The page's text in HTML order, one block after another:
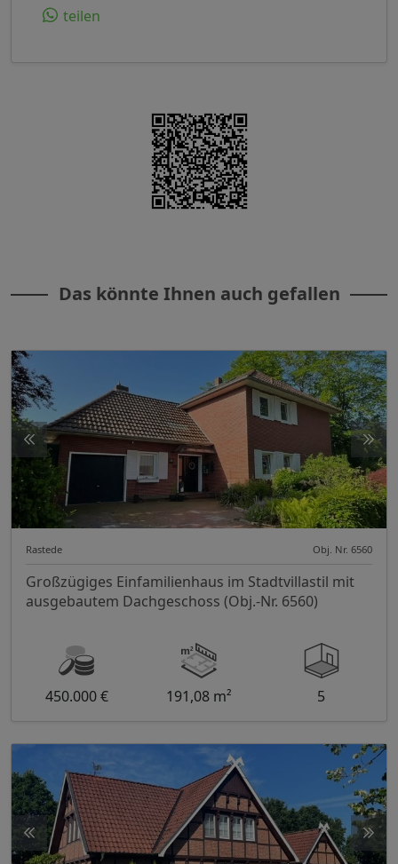
teilen
Das könnte Ihnen auch gefallen
Rastede Obj. Nr. 6560
Großzügiges Einfamilienhaus im Stadtvillastil mit
ausgebautem Dachgeschoss (Obj.-Nr. 6560)
450.000 € 191,08 m² 5